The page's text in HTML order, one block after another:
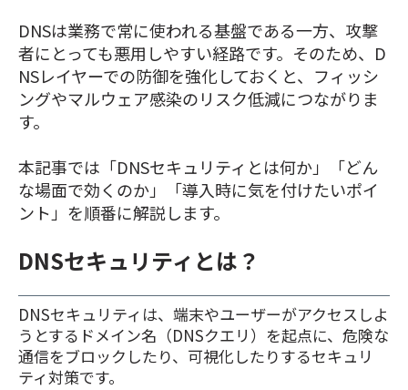
DNSは業務で常に使われる基盤である一方、攻撃
者にとっても悪用しやすい経路です。そのため、D
NSレイヤーでの防御を強化しておくと、フィッシ
ングやマルウェア感染のリスク低減につながりま
す。
本記事では「DNSセキュリティとは何か」「どん
な場面で効くのか」「導入時に気を付けたいポイ
ント」を順番に解説します。
DNSセキュリティとは？
DNSセキュリティは、端末やユーザーがアクセスしよ
うとするドメイン名（DNSクエリ）を起点に、危険な
通信をブロックしたり、可視化したりするセキュリ
ティ対策です。